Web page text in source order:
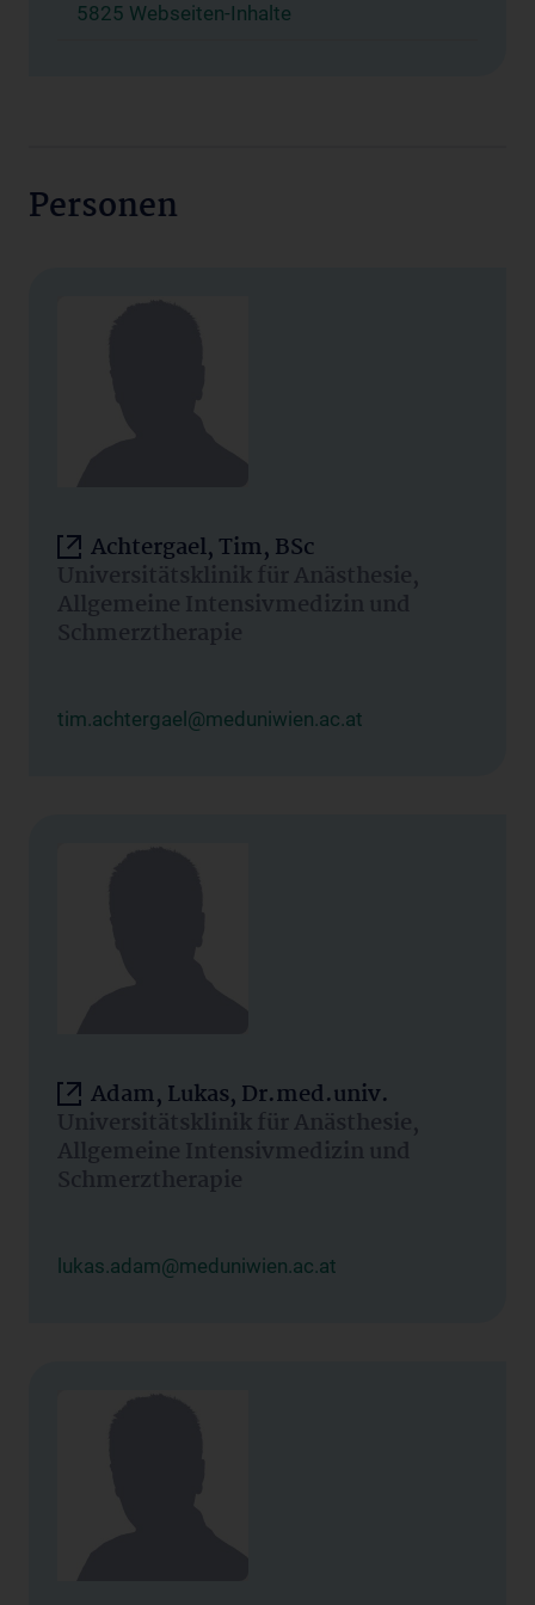
5825 Webseiten-Inhalte
Personen
Achtergael, Tim, BSc
Universitätsklinik für Anästhesie,
Allgemeine Intensivmedizin und
Schmerztherapie
tim.achtergael@meduniwien.ac.at
Adam, Lukas, Dr.med.univ.
Universitätsklinik für Anästhesie,
Allgemeine Intensivmedizin und
Schmerztherapie
lukas.adam@meduniwien.ac.at